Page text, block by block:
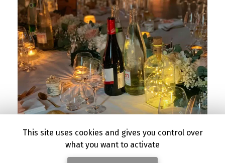
This site uses cookies and gives you control over
what you want to activate